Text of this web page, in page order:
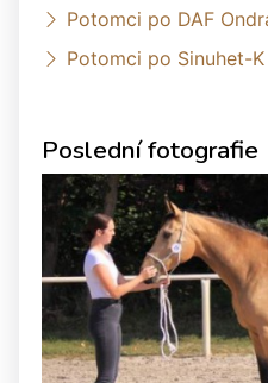
Potomci po DAF
Potomci po Sinuhet-K
Poslední fotografie